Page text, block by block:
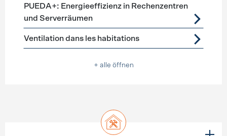
PUEDA+: Energieeffizienz in Rechenzentren
und Serverräumen
Ventilation dans les habitations
+ alle öffnen